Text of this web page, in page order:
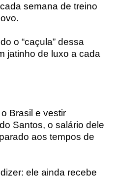
semana de treino
o “caçula” dessa
jatinho de luxo a cada
Brasil e vestir
Santos, o salário dele
aos tempos de
ele ainda recebe